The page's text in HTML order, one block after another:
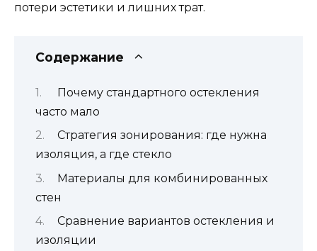
потери эстетики и лишних трат.
Содержание
Почему стандартного остекления
часто мало
Стратегия зонирования: где нужна
изоляция, а где стекло
Материалы для комбинированных
стен
Сравнение вариантов остекления и
изоляции